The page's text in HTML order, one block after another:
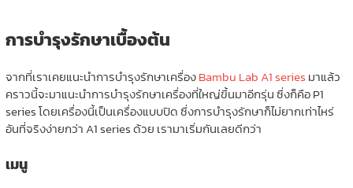
การบำรุงรักษาเบื้องต้น
จากที่เราเคยแนะนำการบำรุงรักษาเครื่องBambu Lab A1 series มาแล้ว
คราวนี้จะมาแนะนำการบำรุงรักษาเครื่องที่ใหญ่ขึ้นมาอีกรุ่น ซึ่งก็คือ P1
series โดยเครื่องนี้เป็นเครื่องแบบปิด ซึ่งการบำรุงรักษาก็ไม่ยากเท่าไหร่
อันที่จริงง่ายกว่า A1 series ด้วย เรามาเริ่มกันเลยดีกว่า
เมนู